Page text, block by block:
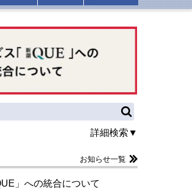
詳細検索▼
お知らせ一覧
」への統合について